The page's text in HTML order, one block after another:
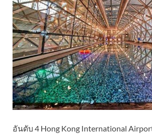
อันดับ 4 Hong Kong International